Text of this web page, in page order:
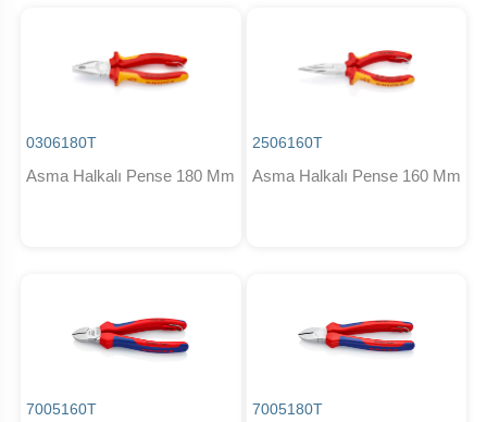
0306180T
Asma Halkalı Pense 180 Mm
2506160T
Asma Halkalı Pense 160 Mm
7005160T 7005180T